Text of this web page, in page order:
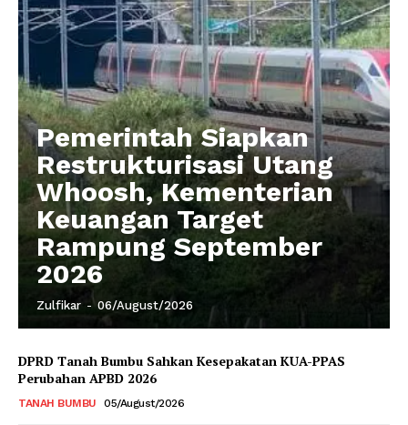
Pemerintah Siapkan
Restrukturisasi Utang
Whoosh, Kementerian
Keuangan Target
Rampung September
2026
Zulfikar - 06/August/2026
DPRD Tanah Bumbu Sahkan Kesepakatan KUA-PPAS
Perubahan APBD 2026
TANAH BUMBU 05/August/2026